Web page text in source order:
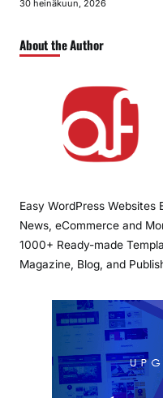
30 heinäkuun, 2026
About the Author
Easy WordPress Websites
News, eCommerce and
1000+ Ready-made
Magazine, Blog, and